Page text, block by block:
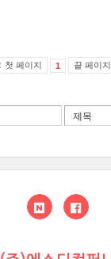
첫 페이지 1 끝 페이지